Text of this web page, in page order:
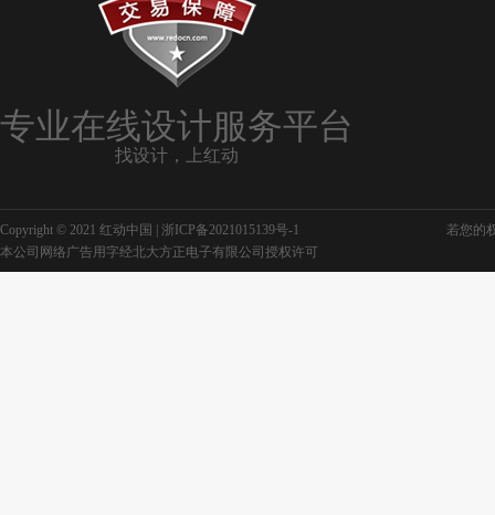
专业在线设计服务平台
找设计，上红动
Copyright © 2021 红动中国 | 浙ICP备2021015139号-1
若您的
本公司网络广告用字经北大方正电子有限公司授权许可